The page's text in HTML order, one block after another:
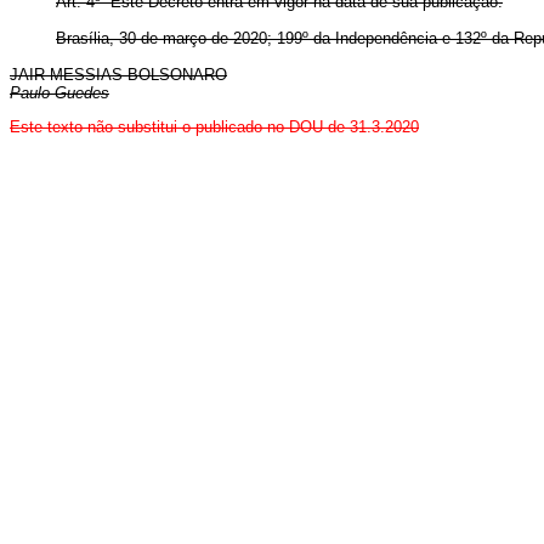
Brasília, 30 de março de 2020; 199º da Independência e 132º da
JAIR MESSIAS BOLSONARO
Paulo Guedes
Este texto não substitui o publicado no DOU de 31.3.2020